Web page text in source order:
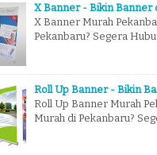
X Banner - Bikin Banner
X Banner Murah
Pekanbaru? Segera
Roll Up Banner - Bikin
Roll Up Banner Murah
Murah di Pekanbaru?